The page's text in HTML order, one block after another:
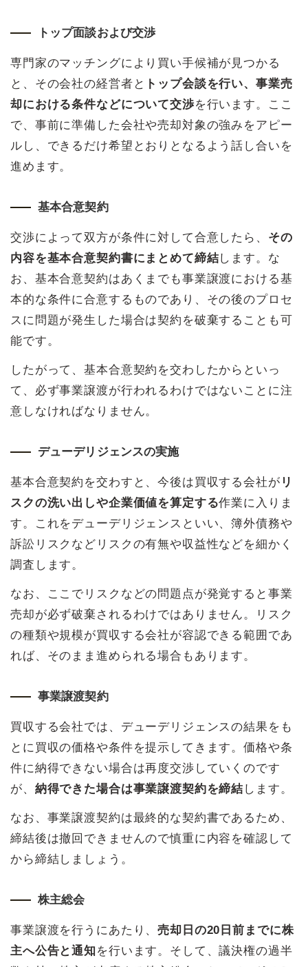
トップ面談および交渉
専門家のマッチングにより買い手候補が見つかる
と、その会社の経営者と トップ会談を行い、事業売
却における条件などについて交渉を行います。ここ
で、事前に準備した会社や売却対象の強みをアピー
ルし、できるだけ希望とおりとなるよう話し合いを
進めます。
基本合意契約
交渉によって双方が条件に対して合意したら、 その
内容を基本合意契約書にまとめて締結します。な
お、基本合意契約はあくまでも事業譲渡における基
本的な条件に合意するものであり、その後のプロセ
スに問題が発生した場合は契約を破棄することも可
能です。
したがって、基本合意契約を交わしたからといっ
て、必ず事業譲渡が行われるわけではないことに注
意しなければなりません。
デューデリジェンスの実施
基本合意契約を交わすと、今後は買収する会社が リ
スクの洗い出しや企業価値を算定する作業に入りま
す。これをデューデリジェンスといい、簿外債務や
訴訟リスクなどリスクの有無や収益性などを細かく
調査します。
なお、ここでリスクなどの問題点が発覚すると事業
売却が必ず破棄されるわけではありません。リスク
の種類や規模が買収する会社が容認できる範囲であ
れば、そのまま進められる場合もあります。
事業譲渡契約
買収する会社では、デューデリジェンスの結果をも
とに買収の価格や条件を提示してきます。価格や条
件に納得できない場合は再度交渉していくのです
が、 納得できた場合は事業譲渡契約を締結 します。
なお、事業譲渡契約は最終的な契約書であるため、
締結後は撤回できませんので慎重に内容を確認して
から締結しましょう。
株主総会
事業譲渡を行うにあたり、売却日の20日前までに株
主へ公告と通知 を行います。そして、議決権の過半